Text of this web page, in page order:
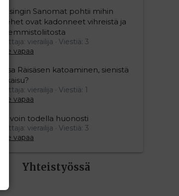
Helsingin Sanomat pohtii mihin
miehet ovat kadonneet vihreistä ja
vasemmistoliitosta
Aloittaja: vierailija
Viestiä: 3
Aihe vapaa
Raisa Räisäsen katoaminen, sienistä
ratkaisu?
Aloittaja: vierailija
Viestiä: 1
Aihe vapaa
Mä voin todella huonosti
Aloittaja: vierailija
Viestiä: 3
Aihe vapaa
Yhteistyössä